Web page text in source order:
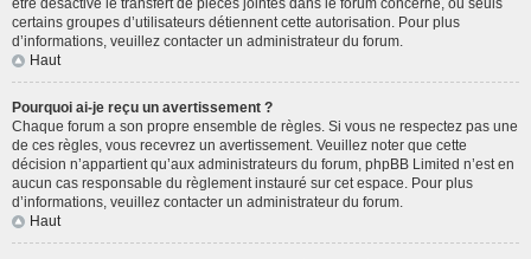
être désactivé le transfert de pièces jointes dans le forum concerné, ou seuls
certains groupes d’utilisateurs détiennent cette autorisation. Pour plus
d’informations, veuillez contacter un administrateur du forum.
Haut
Pourquoi ai-je reçu un avertissement ?
Chaque forum a son propre ensemble de règles. Si vous ne respectez pas une
de ces règles, vous recevrez un avertissement. Veuillez noter que cette
décision n’appartient qu’aux administrateurs du forum, phpBB Limited n’est en
aucun cas responsable du règlement instauré sur cet espace. Pour plus
d’informations, veuillez contacter un administrateur du forum.
Haut